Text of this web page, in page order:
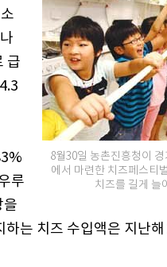
8월30일 농촌진흥청이
에서 마련한 치즈페스티
치즈를 길게 늘
급
루
는 치즈 수입액은 지난